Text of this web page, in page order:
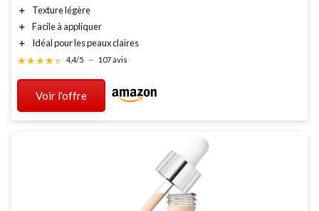
＋
Texture légère
＋
Facile à appliquer
＋
Idéal pour les peaux claires
★★★★★
★★★★★ 4,4/5 — 107 avis
Voir l'offre